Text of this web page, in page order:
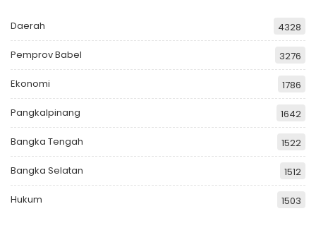
Daerah 4328
Pemprov Babel 3276
Ekonomi 1786
Pangkalpinang 1642
Bangka Tengah 1522
Bangka Selatan 1512
Hukum 1503